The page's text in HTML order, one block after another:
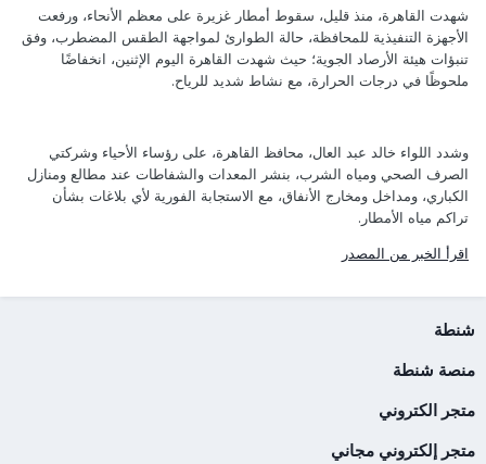
شهدت القاهرة، منذ قليل، سقوط أمطار غزيرة على معظم الأنحاء، ورفعت
الأجهزة التنفيذية للمحافظة، حالة الطوارئ لمواجهة الطقس المضطرب، وفق
تنبؤات هيئة الأرصاد الجوية؛ حيث شهدت القاهرة اليوم الإثنين، انخفاضًا
ملحوظًا في درجات الحرارة، مع نشاط شديد للرياح.
وشدد اللواء خالد عبد العال، محافظ القاهرة، على رؤساء الأحياء وشركتي
الصرف الصحي ومياه الشرب، بنشر المعدات والشفاطات عند مطالع ومنازل
الكباري، ومداخل ومخارج الأنفاق، مع الاستجابة الفورية لأي بلاغات بشأن
تراكم مياه الأمطار.
اقرأ الخبر من المصدر
شنطة
منصة شنطة
متجر الكتروني
متجر إلكتروني مجاني